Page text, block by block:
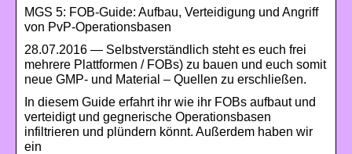
MGS 5: FOB-Guide: Aufbau, Verteidigung und Angriff
von PvP-Operationsbasen
28.07.2016 — Selbstverständlich steht es euch frei
mehrere Plattformen / FOBs) zu bauen und euch somit
neue GMP- und Material – Quellen zu erschließen.
In diesem Guide erfahrt ihr wie ihr FOBs aufbaut und
verteidigt und gegnerische Operationsbasen
infiltrieren und plündern könnt. Außerdem haben wir
ein